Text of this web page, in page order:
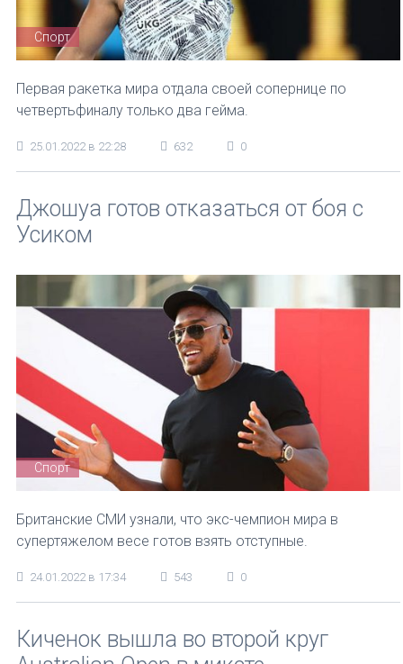
Спорт
Первая ракетка мира отдала своей сопернице по
четвертьфиналу только два гейма.
25.01.2022 в 22:28 632 0
Джошуа готов отказаться от боя с
Усиком
Спорт
Британские СМИ узнали, что экс-чемпион мира в
супертяжелом весе готов взять отступные.
24.01.2022 в 17:34 543 0
Киченок вышла во второй круг